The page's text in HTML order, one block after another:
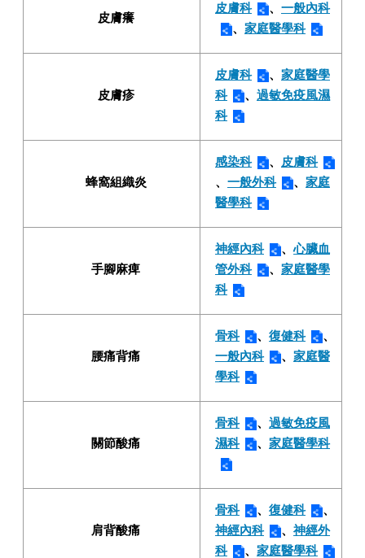
皮膚癢
皮膚科 、 一般內科
、 家庭醫學科
皮膚疹
皮膚科 、 家庭醫學
科
、 過敏免疫風濕
科
蜂窩組織炎
感染科 、
皮膚科
、 一般外科 、 家庭
醫學科
手腳麻痺
神經內科 、心臟血
管外科
、 家庭醫學
科
腰痛背痛
骨科 、 復健科
、
一般內科
、 家庭醫
學科
關節酸痛
骨科 、 過敏免疫風
濕科
、 家庭醫學科
肩背酸痛
骨科 、 復健科
、
神經內科
、 神經外
科
、 家庭醫學科